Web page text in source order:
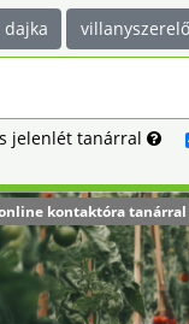
dajka villanyszerelő
jelenlét tanárral
kontaktóra tanárral